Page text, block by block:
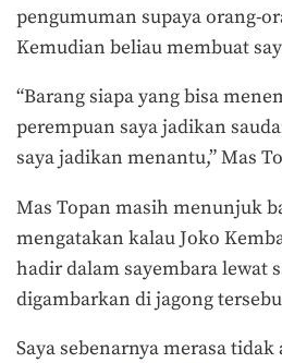
pengumuman supaya orang-
Kemudian beliau membuat
“Barang siapa yang bisa
perempuan saya jadikan
saya jadikan menantu,” Mas
Mas Topan masih menunjuk
mengatakan kalau Joko
hadir dalam sayembara lewat
digambarkan di jagong
Saya sebenarnya merasa